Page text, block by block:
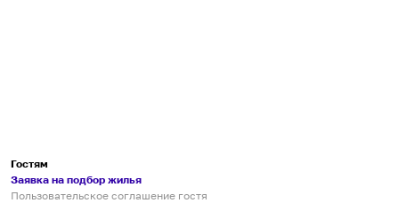
Гостям
Заявка на подбор жилья
Пользовательское соглашение гостя